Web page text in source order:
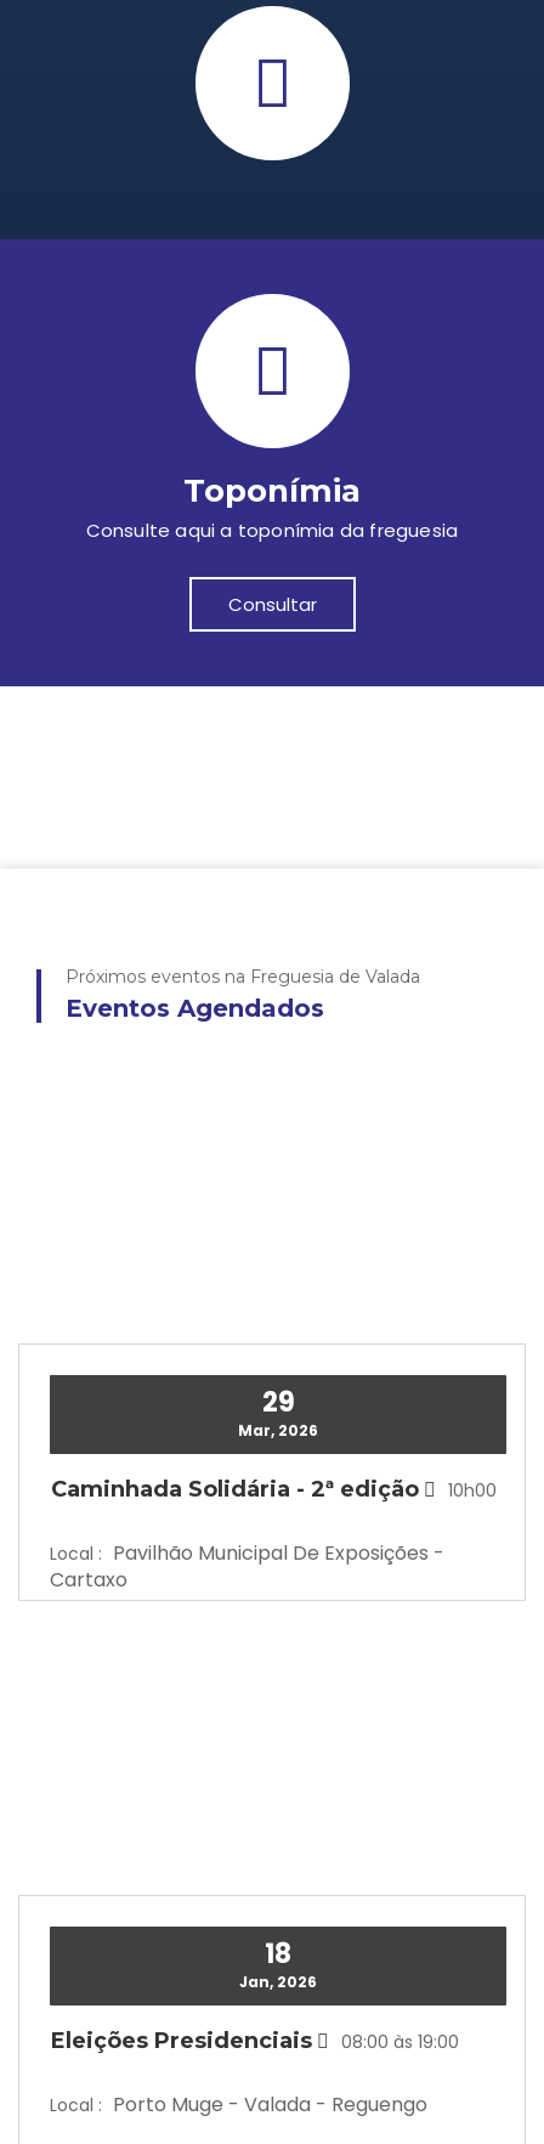
Toponímia
Consulte aqui a toponímia da freguesia
Consultar
Próximos eventos na Freguesia de Valada
Eventos Agendados
29
Mar, 2026
Caminhada Solidária - 2ª edição 10h00
Local : Pavilhão Municipal De Exposições -
Cartaxo
18
Jan, 2026
Eleições Presidenciais 08:00 às 19:00
Local : Porto Muge - Valada - Reguengo